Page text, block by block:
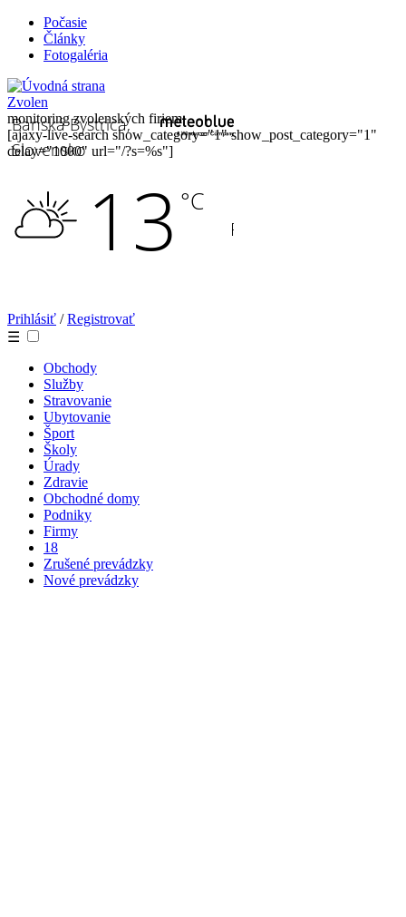
Počasie
Články
Fotogaléria
Zvolen
monitoring zvolenských firiem
[ajaxy-live-search show_category="1" show_post_category="1"
delay="1000" url="/?s=%s"]
Prihlásiť /Registrovať
☰
Obchody
Služby
Stravovanie
Ubytovanie
Šport
Školy
Úrady
Zdravie
Obchodné domy
Podniky
Firmy
18
Zrušené prevádzky
Nové prevádzky